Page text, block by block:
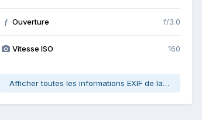
f Ouverture f/3.0
Vitesse ISO 160
Afficher toutes les informations EXIF de la photo